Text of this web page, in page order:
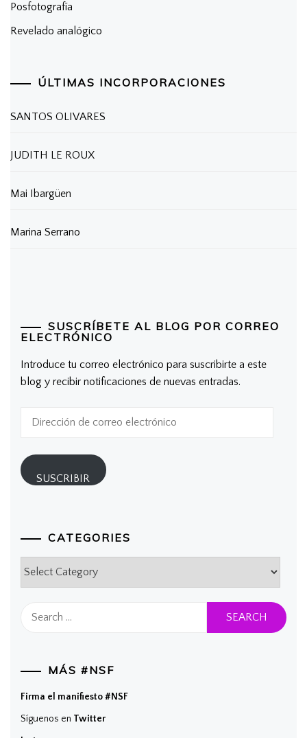
Posfotografía
Revelado analógico
ÚLTIMAS INCORPORACIONES
SANTOS OLIVARES
JUDITH LE ROUX
Mai Ibargüen
Marina Serrano
SUSCRÍBETE AL BLOG POR CORREO
ELECTRÓNICO
Introduce tu correo electrónico para suscribirte a este
blog y recibir notificaciones de nuevas entradas.
electrónico
SUSCRIBIR
CATEGORIES
for:
MÁS #NSF
Firma el manifiesto #NSF
Síguenos en Twitter